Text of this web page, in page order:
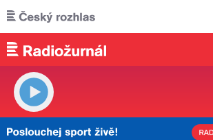
Přejít k hlavnímu obsahu